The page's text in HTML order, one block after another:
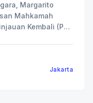
Margarito
Mahkamah
Kembali (PK)
jika putusanJakarta